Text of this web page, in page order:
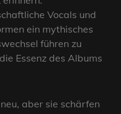
Vocals und
ein mythisches
führen zu
Essenz des Albums
aber sie schärfen